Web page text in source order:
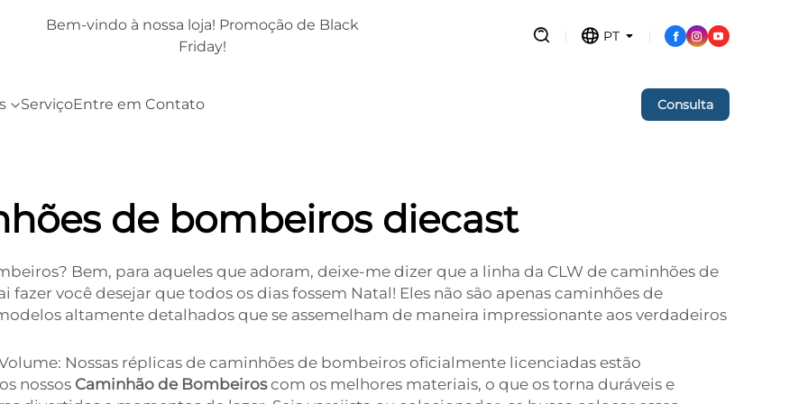
Bem-vindo à nossa loja! Promoção de Black
Friday!
PT
ServiçoEntre em Contato Consulta
de bombeiros diecast
Bem, para aqueles que adoram, deixe-me dizer que a linha da CLW de caminhões de
você desejar que todos os dias fossem Natal! Eles não são apenas caminhões de
altamente detalhados que se assemelham de maneira impressionante aos verdadeiros
Nossas réplicas de caminhões de bombeiros oficialmente licenciadas estão
nossos Caminhão de Bombeiroscom os melhores materiais, o que os torna duráveis e